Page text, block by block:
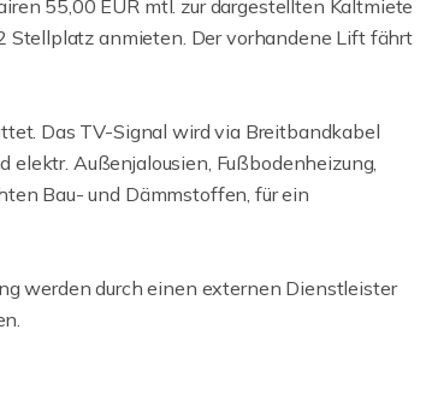
55,00 EUR mtl. zur dargestellten Kaltmiete
Stellplatz anmieten. Der vorhandene Lift fährt
Das TV-Signal wird via Breitbandkabel
elektr. Außenjalousien, Fußbodenheizung,
Bau- und Dämmstoffen, für ein
werden durch einen externen Dienstleister